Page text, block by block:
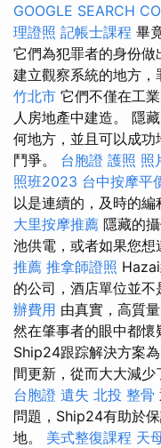
GOOGLE SEARCH
理證照 記帳士課程 畢
它們為犯罪者的身份做
建立觀察系統的地方，
竹北市 它們不僅在工
人房地產中建造。 隱
何地方，並且可以成
鬥爭。 台胞證 護照 照
照班2023 台中按摩平
以是連續的，及時的編
大里按摩推薦 隱藏的
池供電，或者如果您想
推薦 推拿師證照
的公司，酒店單位並不
辦費用 由真實，高質
然在肇事者的眼中都懷
Ship24跟踪解決方案
間更新，從而大大減少
台胞證 遺失 北投 整骨
問題，Ship24有助於
地。 美式整復課程 天